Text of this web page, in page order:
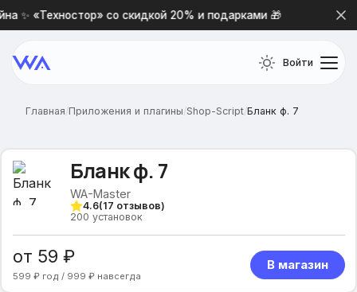
✨ «Техностор» со скидкой 20% и подарками 🎁
Войти
Главная/Приложения и плагины/Shop-Script/Бланк ф. 7
Бланк ф. 7
WA-Master
4.6(17 отзывов)
200 установок
от 59 ₽
599 ₽ год / 999 ₽ навсегда
В магазин